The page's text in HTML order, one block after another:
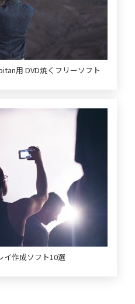
用 DVD焼くフリーソフト
イ作成ソフト10選